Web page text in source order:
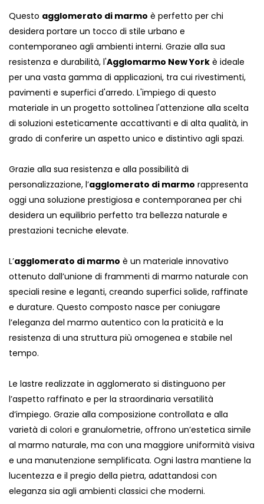
Questo agglomerato di marmo è perfetto per chi
desidera portare un tocco di stile urbano e
contemporaneo agli ambienti interni. Grazie alla sua
resistenza e durabilità, l'Agglomarmo New York è ideale
per una vasta gamma di applicazioni, tra cui rivestimenti,
pavimenti e superfici d'arredo. L'impiego di questo
materiale in un progetto sottolinea l'attenzione alla scelta
di soluzioni esteticamente accattivanti e di alta qualità, in
grado di conferire un aspetto unico e distintivo agli spazi.
Grazie alla sua resistenza e alla possibilità di
personalizzazione, l’agglomerato di marmo rappresenta
oggi una soluzione prestigiosa e contemporanea per chi
desidera un equilibrio perfetto tra bellezza naturale e
prestazioni tecniche elevate.
L’agglomerato di marmo è un materiale innovativo
ottenuto dall’unione di frammenti di marmo naturale con
speciali resine e leganti, creando superfici solide, raffinate
e durature. Questo composto nasce per coniugare
l’eleganza del marmo autentico con la praticità e la
resistenza di una struttura più omogenea e stabile nel
tempo.
Le lastre realizzate in agglomerato si distinguono per
l’aspetto raffinato e per la straordinaria versatilità
d’impiego. Grazie alla composizione controllata e alla
varietà di colori e granulometrie, offrono un’estetica simile
al marmo naturale, ma con una maggiore uniformità visiva
e una manutenzione semplificata. Ogni lastra mantiene la
lucentezza e il pregio della pietra, adattandosi con
eleganza sia agli ambienti classici che moderni.